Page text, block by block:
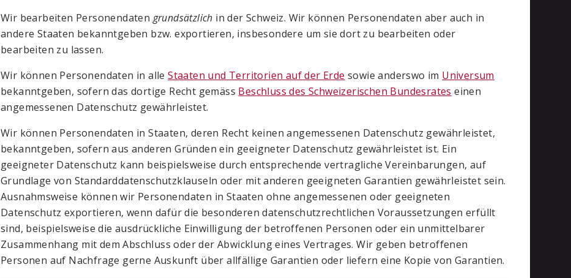
Wir bearbeiten Personendaten grundsätzlich in der Schweiz. Wir können Personendaten aber auch in
andere Staaten bekanntgeben bzw. exportieren, insbesondere um sie dort zu bearbeiten oder
bearbeiten zu lassen.
Wir können Personendaten in alleStaaten und Territorien auf der Erde sowie anderswo im Universum
bekanntgeben, sofern das dortige Recht gemäss Beschluss des Schweizerischen Bundesrates einen
angemessenen Datenschutz gewährleistet.
Wir können Personendaten in Staaten, deren Recht keinen angemessenen Datenschutz gewährleistet,
bekanntgeben, sofern aus anderen Gründen ein geeigneter Datenschutz gewährleistet ist. Ein
geeigneter Datenschutz kann beispielsweise durch entsprechende vertragliche Vereinbarungen, auf
Grundlage von Standard­datenschutzklauseln oder mit anderen geeigneten Garantien gewährleistet sein.
Ausnahmsweise können wir Personendaten in Staaten ohne angemessenen oder geeigneten
Datenschutz exportieren, wenn dafür die besonderen datenschutz­rechtlichen Voraussetzungen erfüllt
sind, beispielsweise die ausdrückliche Einwilligung der betroffenen Personen oder ein unmittelbarer
Zusammenhang mit dem Abschluss oder der Abwicklung eines Vertrages. Wir geben betroffenen
Personen auf Nachfrage gerne Auskunft über allfällige Garantien oder liefern eine Kopie von Garantien.